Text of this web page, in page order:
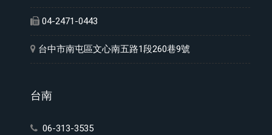
04-2471-0443
台中市南屯區文心南五路1段260巷9號
台南
06-313-3535